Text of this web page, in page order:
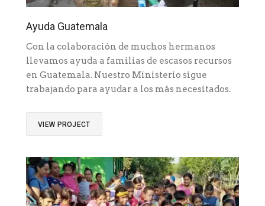
Ayuda Guatemala
Con la colaboración de muchos hermanos
llevamos ayuda a familias de escasos recursos
en Guatemala. Nuestro Ministerio sigue
trabajando para ayudar a los más necesitados.
VIEW PROJECT